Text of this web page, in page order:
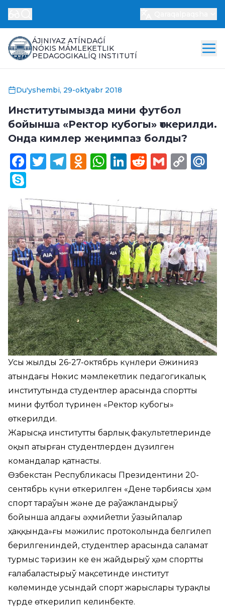
ÁJINIYAZ ATÍNDAǴÍ
NÓKIS MÁMLEKETLIK
PEDAGOGIKALÍQ INSTITUTÍ
Du'yshembi, 29-oktyabr 2018
Институтымызда мини футбол
бойынша «Ректор кубогы» өткерилди.
Онда кимлер жеңимпаз болды?
Facebook
Twitter
Telegram
Odnoklassniki
WhatsApp
LinkedIn
Reddit
Gmail
Усы жылдың 26-27-октябрь күнлери Әжинияз
атындағы Нөкис мәмлекетлик педагогикалық
институтында студентлер арасында спорттың
мини футбол түринен «Ректор кубогы»
өткерилди.
Жарысқа институттың барлық факультетлеринде
оқып атырған студентлерден дүзилген
командалар қатнасты.
Өзбекстан Республикасы Президентиниң 20-
сентябрь күни өткерилген «Дене тәрбиясы ҳәм
спорт тараўын және де раўажландырыў
бойынша алдағы әҳмийетли ўазыйпалар
ҳаққында»ғы мәжилис протоколында белгилеп
берилгениндей, студентлер арасында саламат
турмыс тәризин кең ен жайдырыў ҳәм спортты
ғалабаластырыў мақсетинде институт
көлеминде усындай спорт жарыслары турақлы
түрде өткерилип келинбекте.